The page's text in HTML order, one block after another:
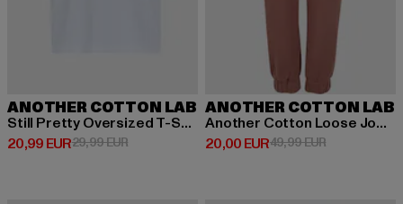
ANOTHER COTTON LAB
Still Pretty Oversized T-Shirt
20,99 EUR
Prix courant: 20,99 EUR
29,99 EURPrix en promotion: 29,99 EUR
ANOTHER COTTON LAB
Another Cotton Loose Jogger
20,00 EUR
Prix courant: 20,00 EUR
49,99 EURPrix en